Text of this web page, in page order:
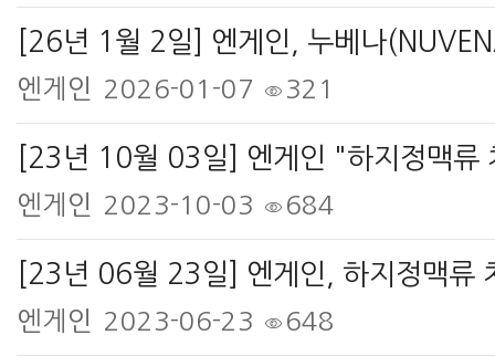
엔게인 2026-01-07 321
[23년 10월 03일] 엔게인 "하지정맥류
엔게인 2023-10-03 684
엔게인 2023-06-23 648